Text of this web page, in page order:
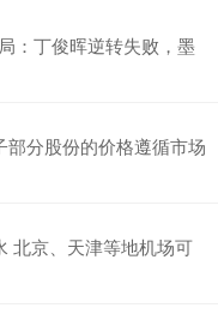
：丁俊晖逆转失败，墨
分股份的价格遵循市场
北京、天津等地机场可